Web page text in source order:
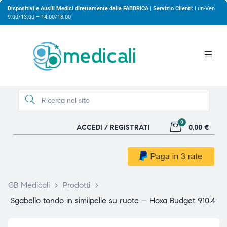
Dispositivi e Ausili Medici direttamente dalla FABBRICA | Servizio Clienti: Lun-Ven
9:00/13:00 – 14:00/18:00
ACCEDI / REGISTRATI
0
0,00 €
GB Medicali > Prodotti
>
Sgabello tondo in similpelle su ruote – Hoxa Budget 910.4